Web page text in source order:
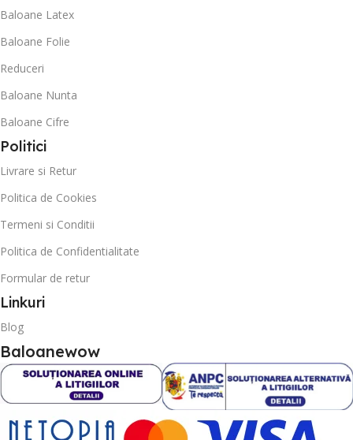
Baloane Latex
Baloane Folie
Reduceri
Baloane Nunta
Baloane Cifre
Politici
Livrare si Retur
Politica de Cookies
Termeni si Conditii
Politica de Confidentialitate
Formular de retur
Linkuri
Blog
Baloanewow